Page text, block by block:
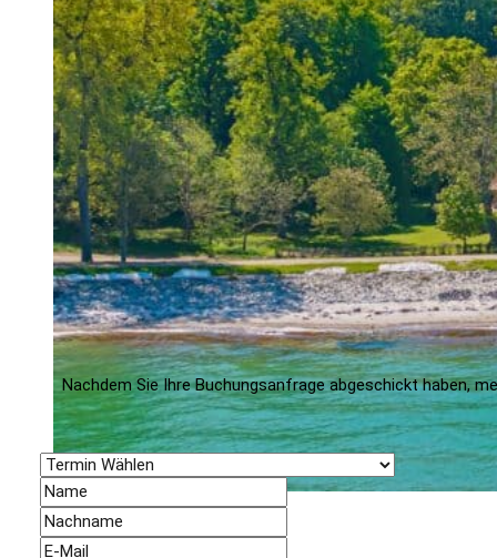
Nachdem Sie Ihre Buchungsanfrage abgeschickt haben,